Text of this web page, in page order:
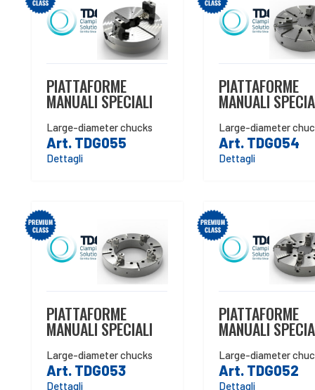
PIATTAFORME
MANUALI SPECIALI
Large-diameter chucks
Art. TDG055
Dettagli
PIATTAFORME
MANUALI
Large-diameter
Art. TDG054
Dettagli
PIATTAFORME
MANUALI SPECIALI
Large-diameter chucks
Art. TDG053
Dettagli
PIATTAFORME
MANUALI
Large-diameter
Art. TDG052
Dettagli